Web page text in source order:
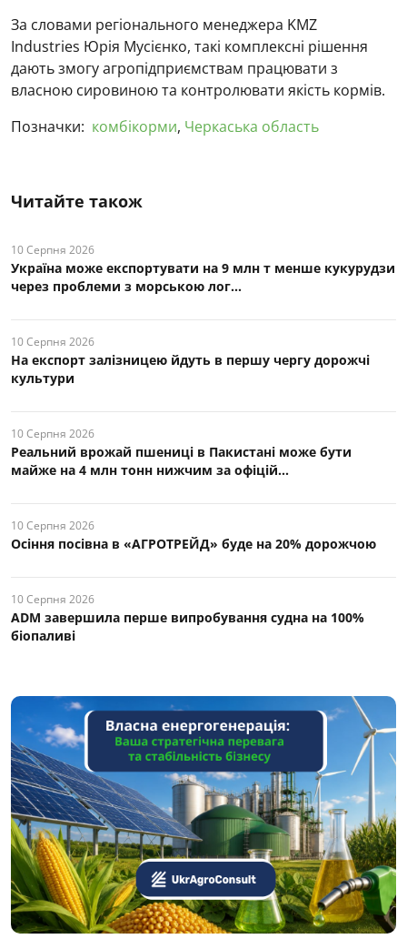
За словами регіонального менеджера KMZ
Industries Юрія Мусієнко, такі комплексні рішення
дають змогу агропідприємствам працювати з
власною сировиною та контролювати якість кормів.
Позначки: комбікорми, Черкаська область
Читайте також
10 Серпня 2026
Україна може експортувати на 9 млн т менше кукурудзи
через проблеми з морською лог...
10 Серпня 2026
На експорт залізницею йдуть в першу чергу дорожчі
культури
10 Серпня 2026
Реальний врожай пшениці в Пакистані може бути
майже на 4 млн тонн нижчим за офіцій...
10 Серпня 2026
Осіння посівна в «АГРОТРЕЙД» буде на 20% дорожчою
10 Серпня 2026
ADM завершила перше випробування судна на 100%
біопаливі